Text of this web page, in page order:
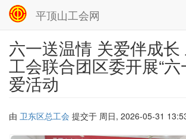
平顶山工会网
六一送温情 关爱伴成长
工会联合团区委开展“六
爱活动
由 卫东区总工会 提交于 周日, 2026-05-31